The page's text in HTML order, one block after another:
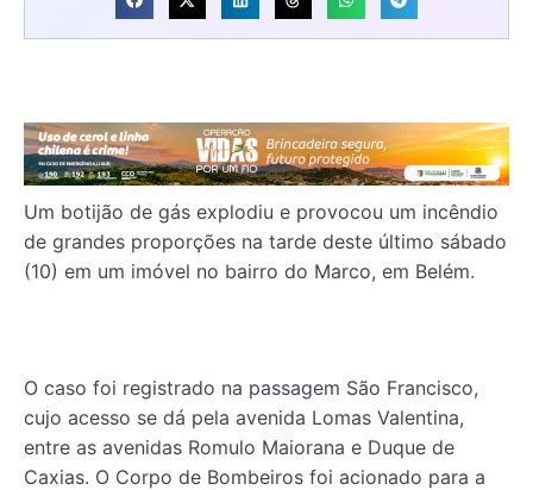
Um botijão de gás explodiu e provocou um incêndio
de grandes proporções na tarde deste último sábado
(10) em um imóvel no bairro do Marco, em Belém.
O caso foi registrado na passagem São Francisco,
cujo acesso se dá pela avenida Lomas Valentina,
entre as avenidas Romulo Maiorana e Duque de
Caxias. O Corpo de Bombeiros foi acionado para a